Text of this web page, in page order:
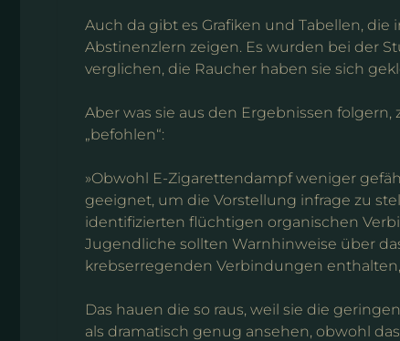
Auch da gibt es Grafiken und Tabellen,
Abstinenzlern zeigen. Es wurden bei der
verglichen, die Raucher haben sie sich
Aber was sie aus den Ergebnissen
„befohlen“:
»Obwohl E-Zigarettendampf weniger
geeignet, um die Vorstellung infrage zu
identifizierten flüchtigen organischen
Jugendliche sollten Warnhinweise über
krebserregenden Verbindungen
Das hauen die so raus, weil sie die
als dramatisch genug ansehen, obwohl